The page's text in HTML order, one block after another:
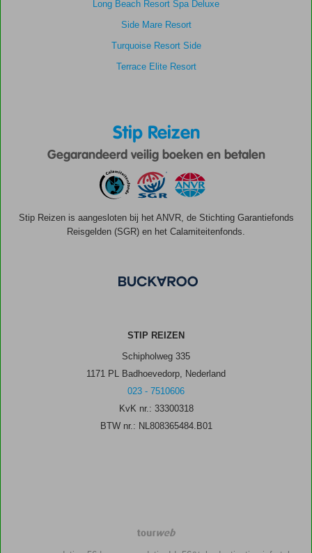
Long Beach Resort Spa Deluxe
Side Mare Resort
Turquoise Resort Side
Terrace Elite Resort
Stip Reizen
Gegarandeerd veilig boeken en betalen
Stip Reizen is aangesloten bij het ANVR, de Stichting Garantiefonds
Reisgelden (SGR) en het Calamiteitenfonds.
STIP REIZEN
Schipholweg 335
1171 PL Badhoevedorp, Nederland
023 - 7510606
KvK nr.: 33300318
BTW nr.: NL808365484.B01
TourWeb
©